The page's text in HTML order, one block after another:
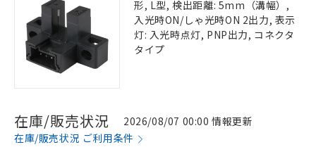
形, L型, 検出距離: 5mm（溝幅）,
入光時ON/しゃ光時ON 2出力, 表示
灯: 入光時点灯, PNP出力, コネクタ
タイプ
在庫/販売状況
2026/08/07 00:00 情報更新
在庫/販売状況 ご利用条件